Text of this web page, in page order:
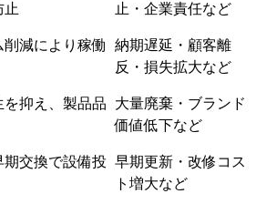
止
止・企業責任など
削減により稼働
納期遅延・顧客離
反・損失拡大など
抑え、製品品
大量廃棄・ブランド
価値低下など
交換で設備投 早期更新・改修コス
ト増大など